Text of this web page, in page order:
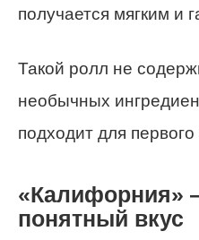
получается мягким и
Такой ролл не
необычных
подходит для
«Калифорния»
понятный вкус